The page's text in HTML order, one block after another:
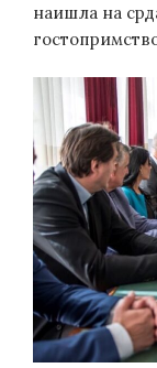
наишла на